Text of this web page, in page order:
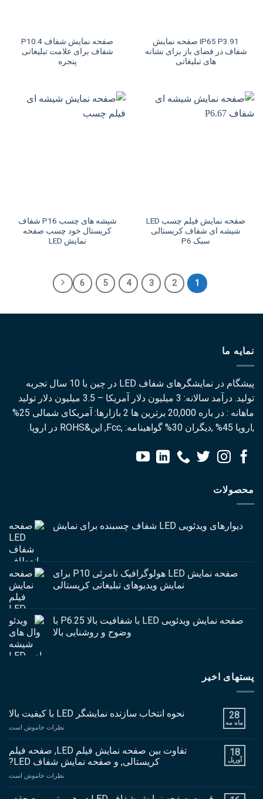
IP65 P3.91 صفحه نمایش
شفاف در فضای باز برای نشانه
های تبلیغاتی
صفحه نمایش شفاف P10.4
شفاف برای علامت تبلیغاتی
پنجره
صفحه نمایش فیلم چسب LED
شیشه ای شفاف کریستالی
سبک P6
شیشه های چسب P16 شفاف
کریستال خود چسب صفحه
نمایش LED
1
2
3
4
5
6
نمایه ما
پیشگام در نمایشگرهای شفاف LED در چین با 10 سال تجربه
تولید. درآمد سالانه: 3 میلیون دلار آمریکا – 3.5 میلیون دلار تولید
ماهانه : در باره 20,000 برترین ها 2 بازارها: آمریکای شمالی 25%
,اروپا 45% ,دیگران 30% گواهینامه: ,Fcc, این&ROHS در اروپا.
محصولات
دیوارهای ویدئویی LED شفاف چسبنده برای نمایش
صفحه نمایش LED هولوگرافیک نامرئی P10 برای
نمایش ویدیوهای تبلیغاتی کریستالی
صفحه نمایش ویدئویی LED با شفافیت بالا P6.25 با
وضوح و روشنایی بالا
پستهای اخیر
28
ماه مه
نحوه انتخاب سازنده نمایشگر LED با کیفیت بالا
نظرات خاموش استبر
18
آوریل
تفاوت بین صفحه نمایش فیلم LED, صفحه فیلم
کریستالی, و صفحه نمایش شفاف LED?
نظرات خاموش استبر